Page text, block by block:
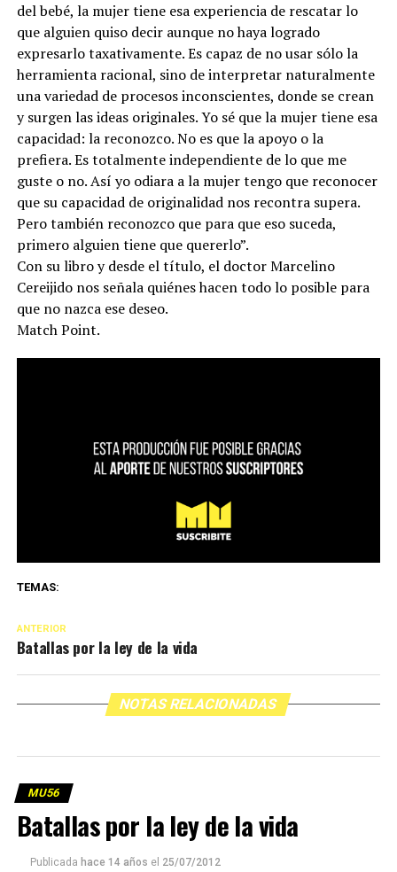
del bebé, la mujer tiene esa experiencia de rescatar lo
que alguien quiso decir aunque no haya logrado
expresarlo taxativamente. Es capaz de no usar sólo la
herramienta racional, sino de interpretar naturalmente
una variedad de procesos inconscientes, donde se crean
y surgen las ideas originales. Yo sé que la mujer tiene esa
capacidad: la reconozco. No es que la apoyo o la
prefiera. Es totalmente independiente de lo que me
guste o no. Así yo odiara a la mujer tengo que reconocer
que su capacidad de originalidad nos recontra supera.
Pero también reconozco que para que eso suceda,
primero alguien tiene que quererlo”.
Con su libro y desde el título, el doctor Marcelino
Cereijido nos señala quiénes hacen todo lo posible para
que no nazca ese deseo.
Match Point.
TEMAS:
ANTERIOR
Batallas por la ley de la vida
NOTAS RELACIONADAS
MU56
Batallas por la ley de la vida
Publicada hace 14 años el 25/07/2012